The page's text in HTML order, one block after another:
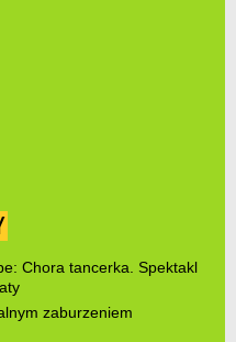
Chora tancerka. Spektakl
zaburzeniem